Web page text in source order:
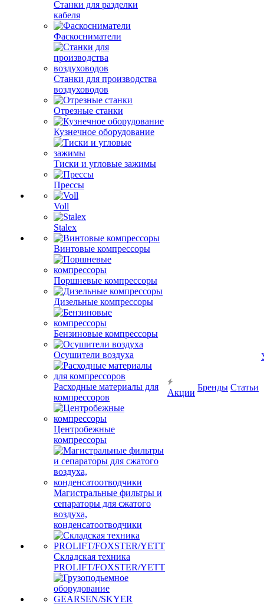
Станки для разделки
кабеля
Фаскосниматели
Станки для производства
воздуховодов
Отрезные станки
Кузнечное оборудование
Тиски и угловые зажимы
Прессы
Voll
Stalex
Винтовые компрессоры
Поршневые компрессоры
Дизельные компрессоры
Бензиновые компрессоры
Осушители воздуха
Расходные материалы для
компрессоров
Центробежные
компрессоры
Магистральные фильтры и
сепараторы для сжатого
воздуха,
конденсатоотводчики
Складская техника
PROLIFT/FOXSTER/YETT
Акции
Бренды Статьи